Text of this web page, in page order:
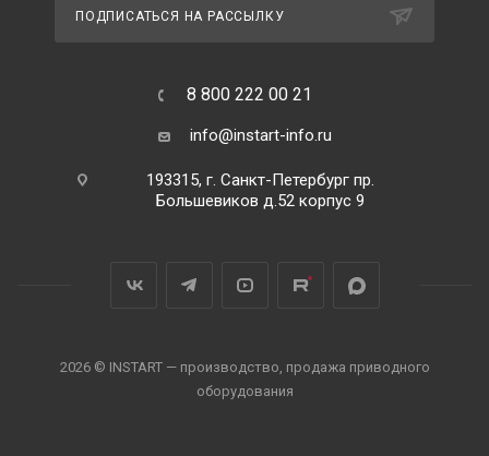
ПОДПИСАТЬСЯ НА РАССЫЛКУ
8 800 222 00 21
info@instart-info.ru
193315, г. Санкт-Петербург пр.
Большевиков д.52 корпус 9
2026 © INSTART — производство, продажа приводного
оборудования